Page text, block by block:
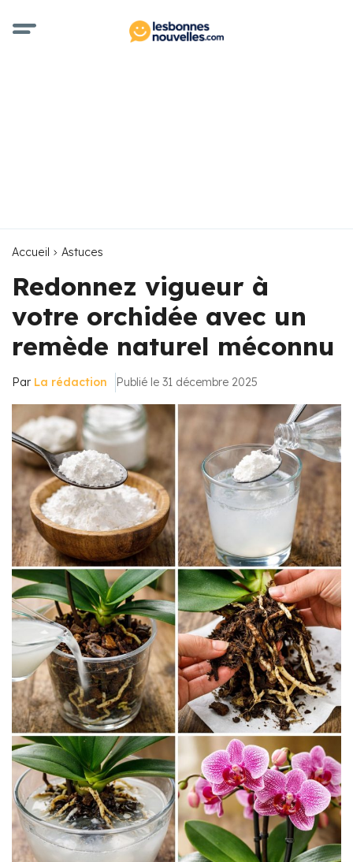
Accueil Astuces
Redonnez vigueur à
votre orchidée avec un
remède naturel méconnu
Par La rédaction Publié le 31 décembre 2025